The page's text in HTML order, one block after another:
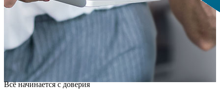
Всё начинается с доверия